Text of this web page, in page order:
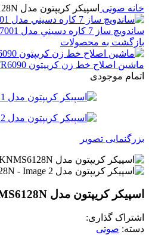
خانه صوتی اسپیکر کریپتون مدل KNMS6128N
ساندویچ ساز 7 کاره دسيني مدل 7001
بازگشت به محصولات
ماشین اصلاح خط زن کریپتون KNTR6090
اتمام موجودی
بزرگنمایی تصویر
اسپیکر کریپتون مدل KNMS6128N
اشتراک گذاری:
دسته: صوتی